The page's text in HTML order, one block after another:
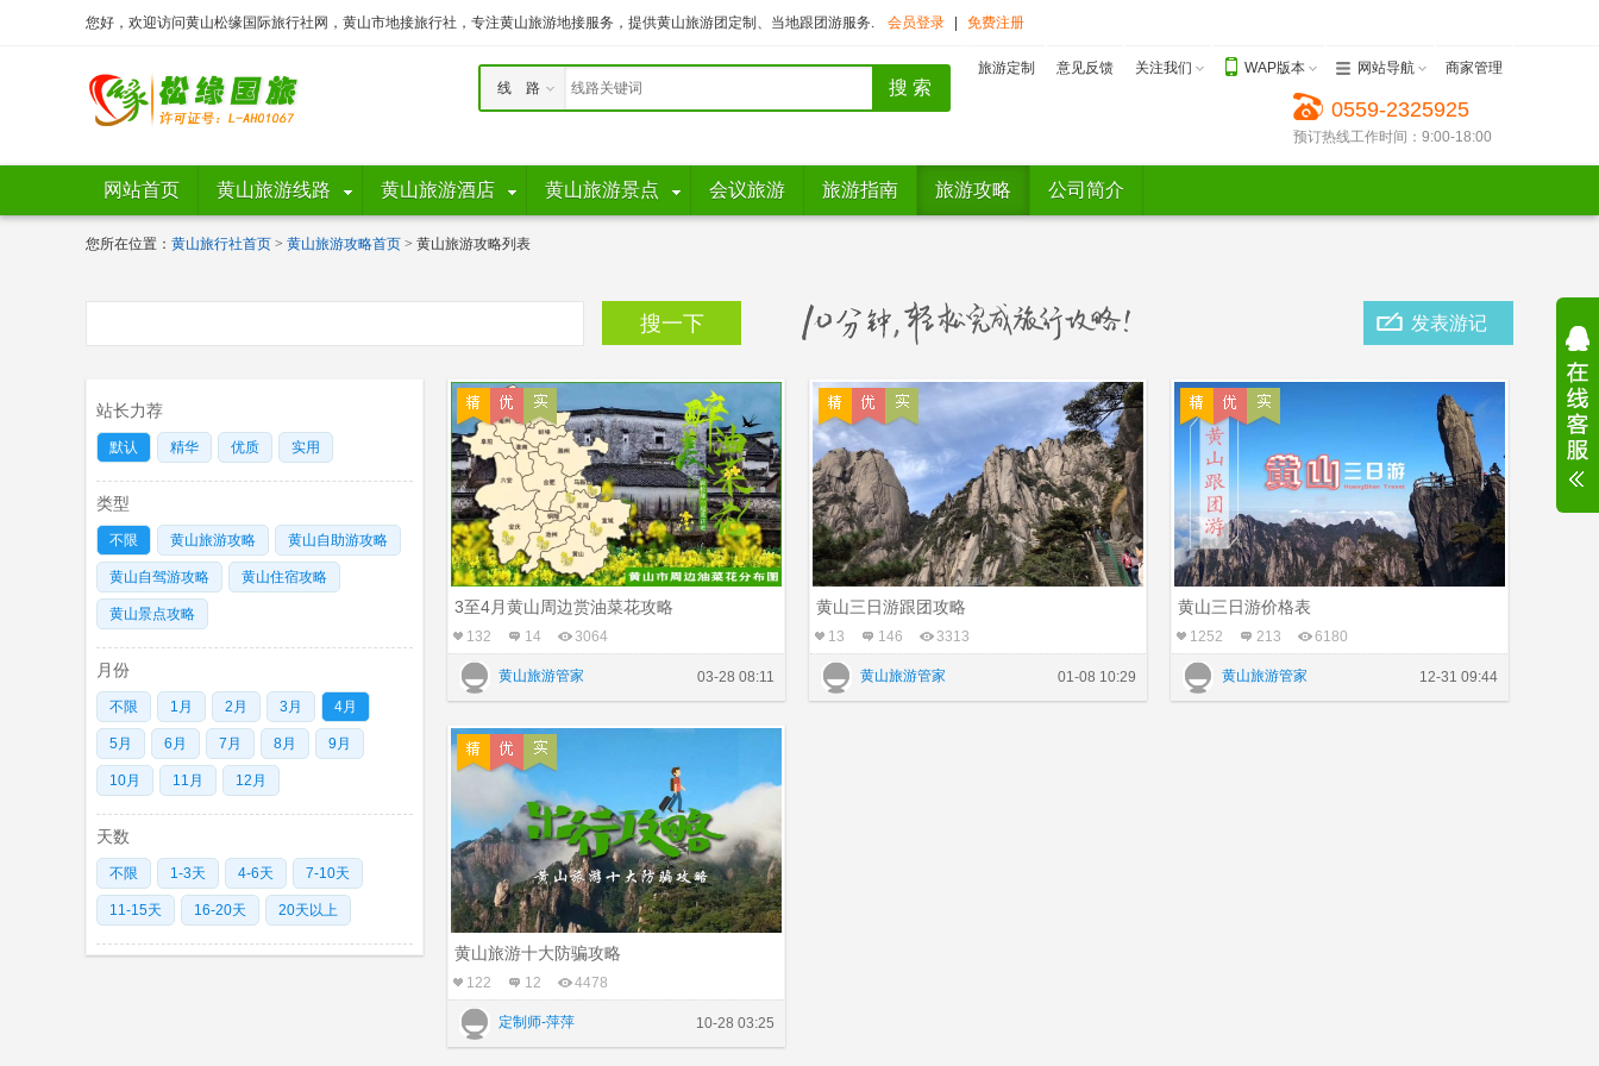
您好，欢迎访问黄山松缘国际旅行社网，黄山市地接旅行社，专注黄山旅游地接服务，提供黄山旅游团定制、当地跟团游服务. 会员登录 免费注册
旅游定制 意见反馈 关注我们 WAP版本 网站导航
商家管理
线 路
0559-2325925
预订热线工作时间：9:00-18:00
网站首页 黄山旅游线路 黄山旅游酒店 黄山旅游景点 会议旅游 旅游指南 旅游攻略 公司简介
您所在位置： 黄山旅行社首页 > 黄山旅游攻略首页 > 黄山旅游攻略列表
发表游记
站长力荐
默认 精华 优质 实用
类型
不限 黄山旅游攻略 黄山自助游攻略
黄山自驾游攻略 黄山住宿攻略
黄山景点攻略
月份
不限 1月 2月 3月 4月
5月 6月 7月 8月 9月
10月 11月 12月
天数
不限 1-3天 4-6天 7-10天
11-15天 16-20天 20天以上
3至4月黄山周边赏油菜花攻略
132 14 3064
黄山旅游管家 03-28 08:11
黄山三日游跟团攻略
13 146 3313
黄山旅游管家 01-08 10:29
黄山三日游价格表
1252 213 6180
黄山旅游管家 12-31 09:44
黄山旅游十大防骗攻略
122 12 4478
定制师-萍萍 10-28 03:25